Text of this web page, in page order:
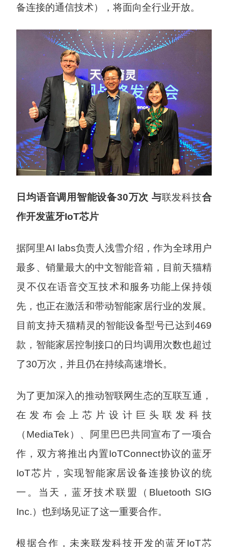
备连接的通信技术），将面向全行业开放。
日均语音调用智能设备30万次 与联发科技合
作开发蓝牙IoT芯片
据阿里AI labs负责人浅雪介绍，作为全球用户
最多、销量最大的中文智能音箱，目前天猫精
灵不仅在语音交互技术和服务功能上保持领
先，也正在激活和带动智能家居行业的发展。
目前支持天猫精灵的智能设备型号已达到469
款，智能家居控制接口的日均调用次数也超过
了30万次，并且仍在持续高速增长。
为了更加深入的推动智联网生态的互联互通，
在发布会上芯片设计巨头联发科技
（MediaTek）、阿里巴巴共同宣布了一项合
作，双方将推出内置IoTConnect协议的蓝牙
IoT芯片，实现智能家居设备连接协议的统
一。当天，蓝牙技术联盟（Bluetooth SIG
Inc.）也到场见证了这一重要合作。
根据合作，未来联发科技开发的蓝牙IoT芯